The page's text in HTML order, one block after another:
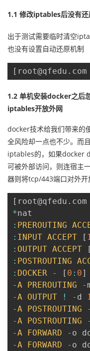
1.1 修改iptables后没有
出于测试需要临时清空
也没有设置自动还原机制
[ root@qfedu . com
1.2 单机安装docker之后
iptables开放外网
docker技术给我们带来的
全风险却一点也不少。而
iptables的，如果docker
可被外部访问，则连宿主
器则将tcp/443端口对外开
[ root@qfedu . com
*
: PREROUTING
: INPUT ACCEPT [
: OUTPUT ACCEPT [
: POSTROUTING
: DOCKER - [ 0 : 0]
-A PREROUTING -
-A OUTPUT ! - d
-A POSTROUTING -
-A POSTROUTING -
-A FORWARD - o
-A FORWARD - o